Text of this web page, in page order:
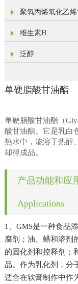
聚氧丙烯氧化乙
维生素H
泛醇
单硬脂酸甘油酯
单硬脂酸甘油酯（
酸甘油酯。它是乳白
热水中，能溶于热醇
却得成品。
产品功能和应
Applications
1、GMS是一种食品
腐剂；油、蜡和溶剂
的固化剂和控释剂；
品。作为乳化剂，分
适合在软膏制作中作